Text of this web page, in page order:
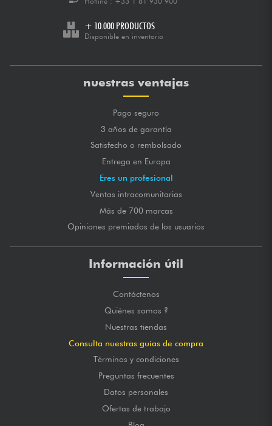
+ 10.000 PRODUCTOS
Disponible en inventario
nuestras ventajas
Pago seguro
3 años de garantía
Satisfecho o rembolsado
Entrega en Europa
Eres un profesional
Ventas intracomunitarias
Más de 700 marcas
Opiniones premiados de los usuarios
Información útil
Contáctenos
Quiénes somos ?
Nuestras tiendas
Consulta nuestras guías de compra
Términos y condiciones
Preguntas frecuentes
Datos personales
Ofertas de trabajo